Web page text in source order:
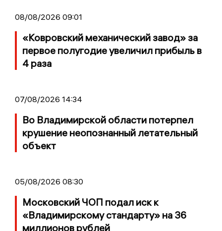
08/08/2026 09:01
«Ковровский механический завод» за
первое полугодие увеличил прибыль в
4 раза
07/08/2026 14:34
Во Владимирской области потерпел
крушение неопознанный летательный
объект
05/08/2026 08:30
Московский ЧОП подал иск к
«Владимирскому стандарту» на 36
миллионов рублей